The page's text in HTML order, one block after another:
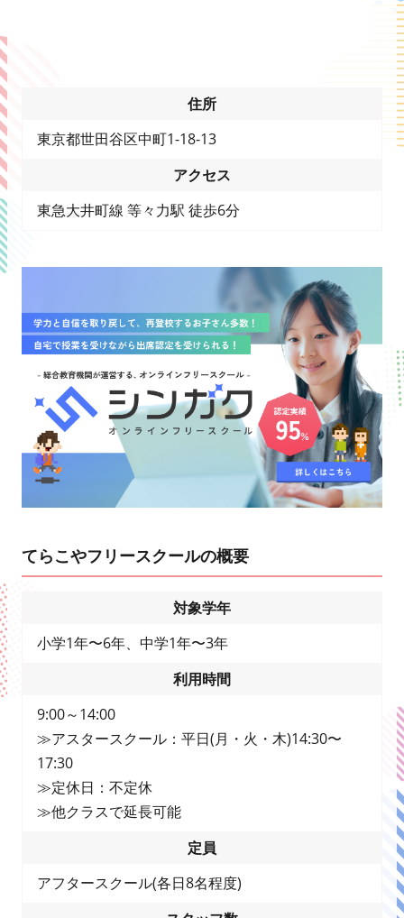
住所
東京都世田谷区中町1-18-13
アクセス
東急大井町線 等々力駅 徒歩6分
てらこやフリースクールの概要
対象学年
小学1年〜6年、中学1年〜3年
利用時間
9:00～14:00
≫アスタースクール：平日(月・火・木)14:30〜
17:30
≫定休日：不定休
≫他クラスで延長可能
定員
アフタースクール(各日8名程度)